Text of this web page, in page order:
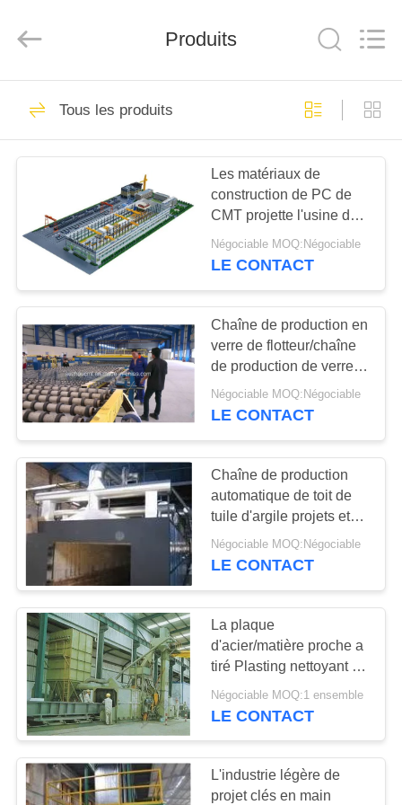
MAISON
DES
PRODUITS
PROPOS
DE
NOUS
VISITE
DE
L'USINE
CONTRÔLE
DE
QUALITÉ
NOUS
CONTACTER
BLOGS
DEMANDER
UN DEVIS
CO.,
Reserved.
Chaîne de
production d'OSB
Chaîne de
production de
panneau de
particules
21
chaîne de
production de forces
de défense
principale
Projets de papier
d'ingénierie
19
Produits
Tous les produits
Les matériaux de
construction de PC de
CMT projette l'usine de
béton
préfabriqué/chaîne de
Négociable MOQ:Négociable
LE CONTACT
Chaîne de production en
verre de flotteur/chaîne
de production de verre à
vitres de Glaverbel
projet de guichetier
Négociable MOQ:Négociable
LE CONTACT
Chaîne de production
automatique de toit de
tuile d'argile projets et
mise à feu de matériaux
de construction par le
Négociable MOQ:Négociable
LE CONTACT
La plaque
d'acier/matière proche a
tiré Plasting nettoyant la
ligne de Treantment
Négociable MOQ:1 ensemble
LE CONTACT
L'industrie légère de
projet clés en main